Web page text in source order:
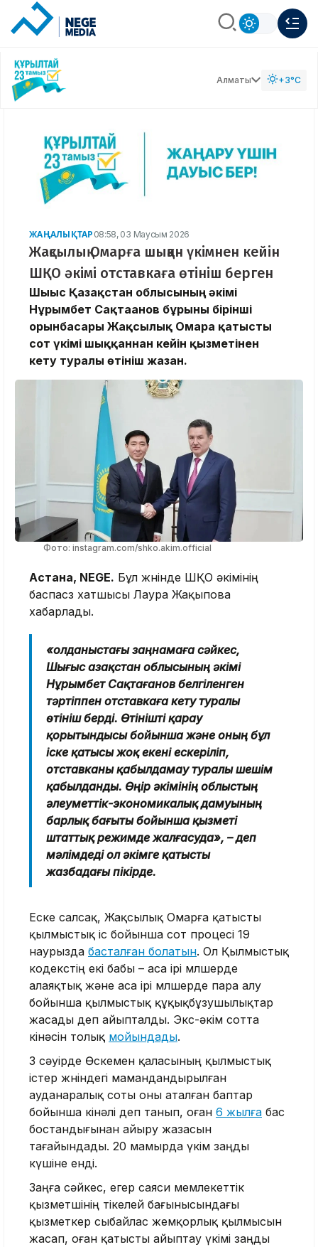
Алматы +3°C
ЖАҢАЛЫҚТАР 08:58, 03 Маусым 2026
Жақсылық Омарға шыққан үкімнен кейін
ШҚО әкімі отставкаға өтініш берген
Шығыс Қазақстан облысының әкімі
Нұрымбет Сақтағанов бұрынғы бірінші
орынбасары Жақсылық Омарға қатысты
сот үкімі шыққаннан кейін қызметінен
кету туралы өтініш жазған.
Фото: instagram.com/shko.akim.official
Астана, NEGE. Бұл жөнінде ШҚО әкімінің
баспасөз хатшысы Лаура Жақыпова
хабарлады.
«Қолданыстағы заңнамаға сәйкес,
Шығыс Қазақстан облысының әкімі
Нұрымбет Сақтағанов белгіленген
тәртіппен отставкаға кету туралы
өтініш берді. Өтінішті қарау
қорытындысы бойынша және оның бұл
іске қатысы жоқ екені ескеріліп,
отставканы қабылдамау туралы шешім
қабылданды. Өңір әкімінің облыстың
әлеуметтік-экономикалық дамуының
барлық бағыты бойынша қызметі
штаттық режимде жалғасуда», – деп
мәлімдеді ол әкімге қатысты
жазбадағы пікірде.
Еске салсақ, Жақсылық Омарға қатысты
қылмыстық іс бойынша сот процесі 19
наурызда басталған болатын. Ол Қылмыстық
кодекстің екі бабы – аса ірі мөлшерде
алаяқтық және аса ірі мөлшерде пара алу
бойынша қылмыстық құқықбұзушылықтар
жасады деп айыпталды. Экс-әкім сотта
кінәсін толық мойындады.
3 сәуірде Өскемен қаласының қылмыстық
істер жөніндегі мамандандырылған
ауданаралық соты оны аталған баптар
бойынша кінәлі деп танып, оған 6 жылға бас
бостандығынан айыру жазасын
тағайындады. 20 мамырда үкім заңды
күшіне енді.
Заңға сәйкес, егер саяси мемлекеттік
қызметшінің тікелей бағынысындағы
қызметкер сыбайлас жемқорлық қылмысын
жасап, оған қатысты айыптау үкімі заңды